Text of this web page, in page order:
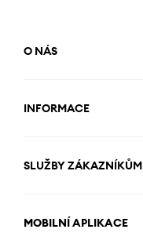
O NÁS
INFORMACE
SLUŽBY ZÁKAZNÍKŮM
MOBILNÍ APLIKACE